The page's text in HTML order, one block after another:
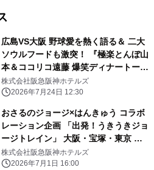
広島VS大阪 野球愛を熱く語る＆ 二大
ソウルフードも激突！ 『極楽とんぼ山
本＆ココリコ遠藤 爆笑ディナートーク
ショー』開催 開催日：2026年9月22日
（火・祝）／ 7月25日（土）チケット
株式会社阪急阪神ホテルズ
2026年7月24日 12:30
おさるのジョージ×はんきゅう コラボ
レーション企画 「出発！うきうきジョ
ージトレイン」 大阪・宝塚・東京 新
橋のホテルで 「おさるのジョージ×阪
急電車」コラボフードを 販売します
株式会社阪急阪神ホテルズ
2026年7月1日 16:00